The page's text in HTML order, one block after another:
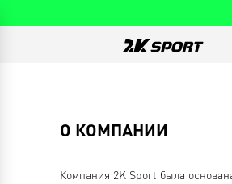
О КОМПАНИИ
Компания 2K Sport была